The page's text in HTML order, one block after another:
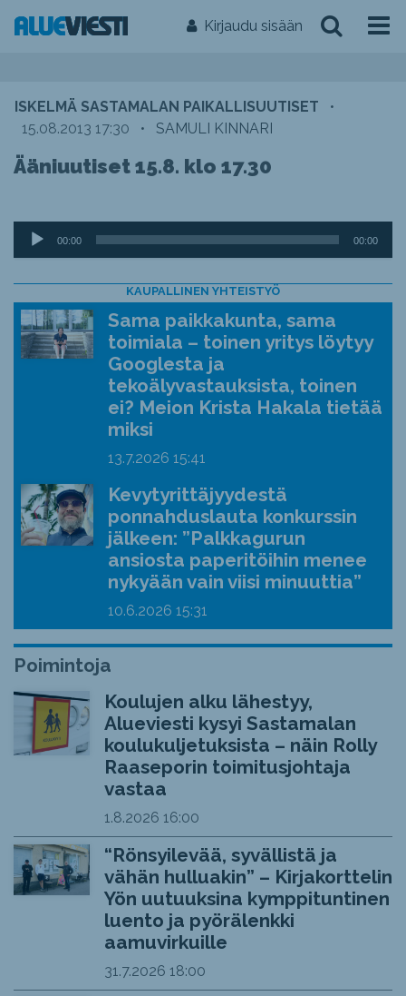
Kirjaudu sisään
ISKELMÄ SASTAMALAN PAIKALLISUUTISET
•
15.08.2013 17:30
• SAMULI KINNARI
Ääniuutiset 15.8. klo 17.30
Äänitoistin
00:00 00:00
KAUPALLINEN YHTEISTYÖ
Sama paikkakunta, sama
toimiala – toinen yritys löytyy
Googlesta ja
tekoälyvastauksista, toinen
ei? Meion Krista Hakala tietää
miksi
13.7.2026 15:41
Kevytyrittäjyydestä
ponnahduslauta konkurssin
jälkeen: ”Palkkagurun
ansiosta paperitöihin menee
nykyään vain viisi minuuttia”
10.6.2026 15:31
Poimintoja
Koulujen alku lähestyy,
Alueviesti kysyi Sastamalan
koulukuljetuksista – näin Rolly
Raaseporin toimitusjohtaja
vastaa
1.8.2026 16:00
“Rönsyilevää, syvällistä ja
vähän hulluakin” – Kirjakorttelin
Yön uutuuksina kymppituntinen
luento ja pyörälenkki
aamuvirkuille
31.7.2026 18:00